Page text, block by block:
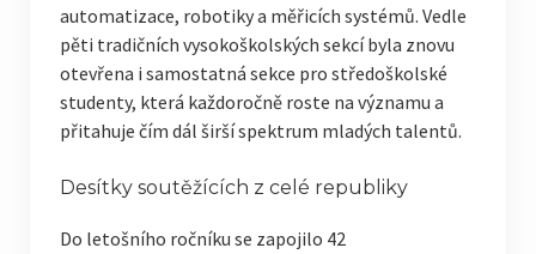
VÝSLEDKY 2025
VÝSLEDKY 2024
VÝSLEDKY 2023
VÝSLEDKY 2022
automatizace, robotiky a měřicích systémů. Vedle
pěti tradičních vysokoškolských sekcí byla znovu
otevřena i samostatná sekce pro středoškolské
studenty, která každoročně roste na významu a
přitahuje čím dál širší spektrum mladých talentů.
Desítky soutěžících z celé republiky
Do letošního ročníku se zapojilo 42